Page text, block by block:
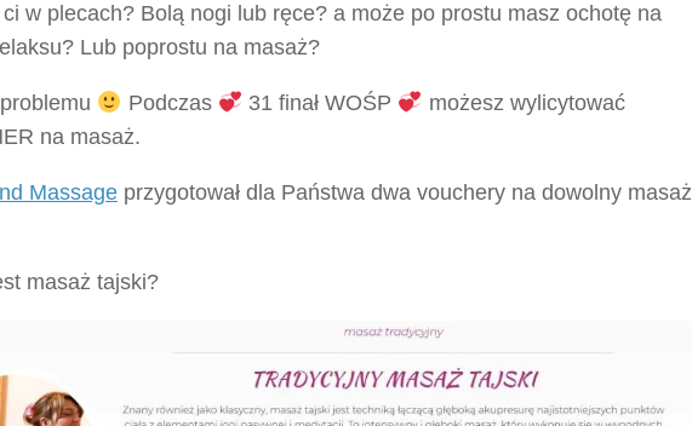
w plecach? Bolą nogi lub ręce? a może po prostu masz ochotę na
Lub poprostu na masaż?
Podczas 31 finał WOŚP
możesz wylicytować
na masaż.
Massage przygotował dla Państwa dwa vouchery na dowolny masaż
masaż tajski?